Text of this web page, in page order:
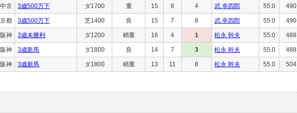
中京 3歳500万下 ダ1700 重 15 8 4 武 幸四郎 55.0 490
京都 3歳500万下 芝1400 良 15 7 8 武 幸四郎 55.0 490
阪神 3歳未勝利 ダ1200 稍重 16 4 1 松永 幹夫 55.0 488
阪神 3歳新馬 ダ1800 良 14 7 3 松永 幹夫 55.0 488
阪神 3歳新馬 ダ1800 稍重 13 11 8 松永 幹夫 55.0 504